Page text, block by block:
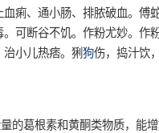
血痢、通小肠、排脓破血。傅
可断谷不饥。作粉尤妙。作
小儿热痞。猁狗伤，捣汁饮
的葛根素和黄酮类物质，能